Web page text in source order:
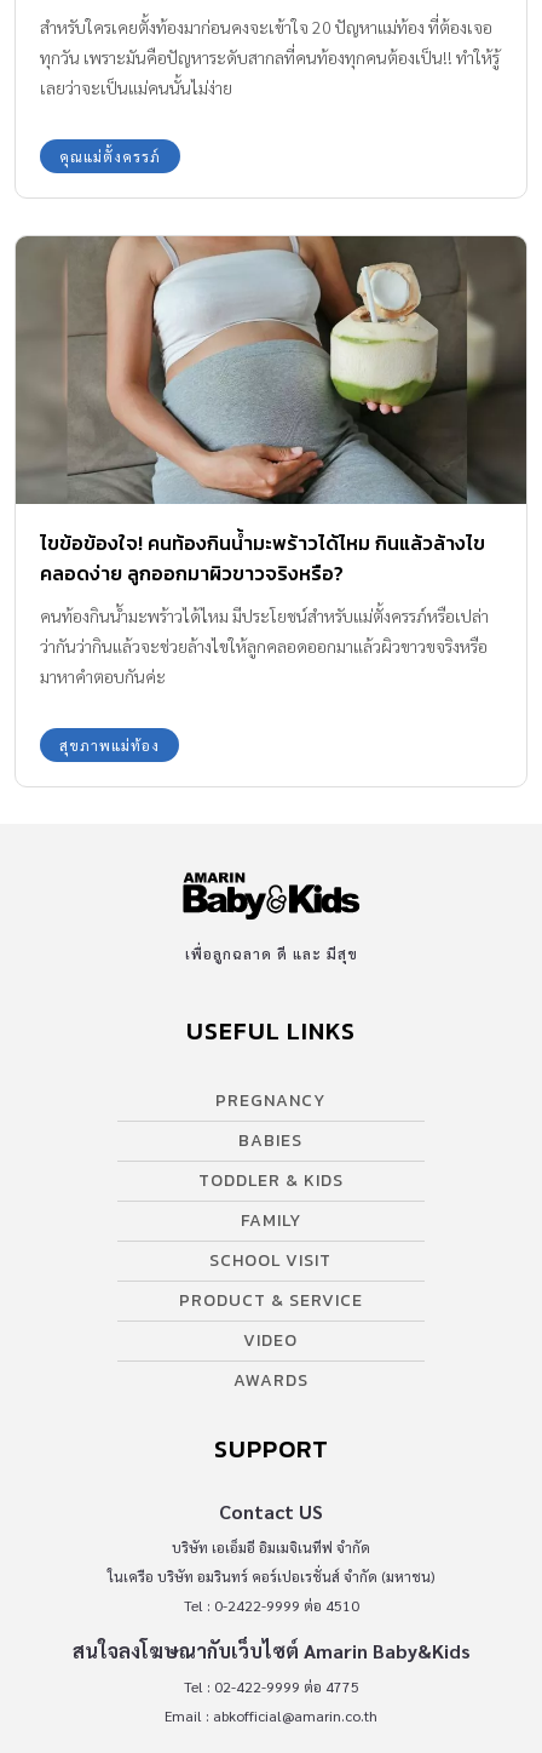
สำหรับใครเคยตั้งท้องมาก่อนคงจะเข้าใจ 20 ปัญหาแม่ท้อง ที่ต้องเจอ
ทุกวัน เพราะมันคือปัญหาระดับสากลที่คนท้องทุกคนต้องเป็น!! ทำให้รู้
เลยว่าจะเป็นแม่คนนั้นไม่ง่าย
คุณแม่ตั้งครรภ์
ไขข้อข้องใจ! คนท้องกินน้ำมะพร้าวได้ไหม กินแล้วล้างไข
คลอดง่าย ลูกออกมาผิวขาวจริงหรือ?
คนท้องกินน้ำมะพร้าวได้ไหม มีประโยชน์สำหรับแม่ตั้งครรภ์หรือเปล่า
ว่ากันว่ากินแล้วจะช่วยล้างไขให้ลูกคลอดออกมาแล้วผิวขาวขจริงหรือ
มาหาคำตอบกันค่ะ
สุขภาพแม่ท้อง
เพื่อลูกฉลาด ดี และ มีสุข
USEFUL LINKS
PREGNANCY
BABIES
TODDLER & KIDS
FAMILY
SCHOOL VISIT
PRODUCT & SERVICE
VIDEO
AWARDS
SUPPORT
Contact US
บริษัท เอเอ็มอี อิมเมจิเนทีฟ จำกัด
ในเครือ บริษัท อมรินทร์ คอร์เปอเรชั่นส์ จำกัด (มหาชน)
Tel : 0-2422-9999 ต่อ 4510
สนใจลงโฆษณากับเว็บไซต์ Amarin Baby&Kids
Tel : 02-422-9999 ต่อ 4775
Email : abkofficial@amarin.co.th